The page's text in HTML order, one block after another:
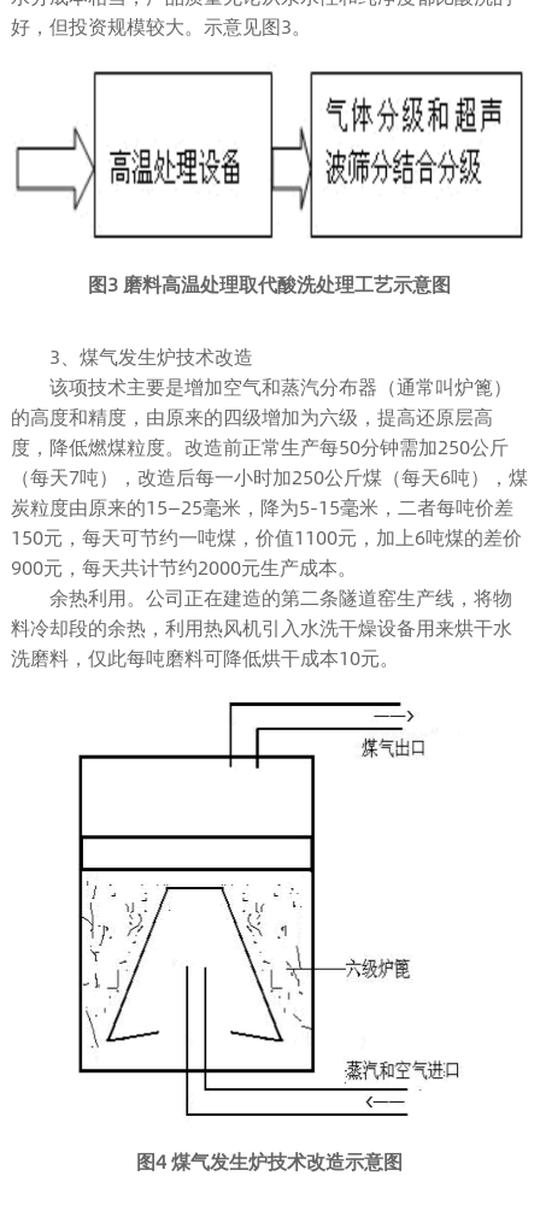
好，但投资规模较大。示意见图3。
图3 磨料高温处理取代酸洗处理工艺示意图
3、煤气发生炉技术改造
该项技术主要是增加空气和蒸汽分布器（通常叫炉篦）
的高度和精度，由原来的四级增加为六级，提高还原层高
度，降低燃煤粒度。改造前正常生产每50分钟需加250公斤
（每天7吨），改造后每一小时加250公斤煤（每天6吨），煤
炭粒度由原来的15—25毫米，降为5-15毫米，二者每吨价差
150元，每天可节约一吨煤，价值1100元，加上6吨煤的差价
900元，每天共计节约2000元生产成本。
余热利用。公司正在建造的第二条隧道窑生产线，将物
料冷却段的余热，利用热风机引入水洗干燥设备用来烘干水
洗磨料，仅此每吨磨料可降低烘干成本10元。
图4 煤气发生炉技术改造示意图